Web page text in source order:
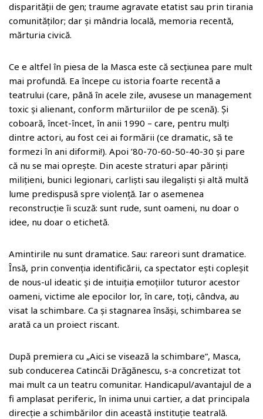
disparității de gen; traume agravate etatist sau prin tirania
comunităților; dar și mândria locală, memoria recentă,
mărturia civică.
Ce e altfel în piesa de la Masca este că secțiunea pare mult
mai profundă. Ea începe cu istoria foarte recentă a
teatrului (care, până în acele zile, avusese un management
toxic și alienant, conform mărturiilor de pe scenă). Și
coboară, încet-încet, în anii 1990 – care, pentru mulți
dintre actori, au fost cei ai formării (ce dramatic, să te
formezi în ani diformi!). Apoi ’80-70-60-50-40-30 și pare
că nu se mai oprește. Din aceste straturi apar părinți
milițieni, bunici legionari, carliști sau ilegaliști și altă multă
lume predispusă spre violență. Iar o asemenea
reconstrucție îi scuză: sunt rude, sunt oameni, nu doar o
idee, nu doar o etichetă.
Amintirile nu sunt dramatice. Sau: rareori sunt dramatice.
Însă, prin convenția identificării, ca spectator ești copleșit
de nous-ul ideatic și de intuiția emoțiilor tuturor acestor
oameni, victime ale epocilor lor, în care, toți, cândva, au
visat la schimbare. Ca și stagnarea însăși, schimbarea se
arată ca un proiect riscant.
După premiera cu „Aici se visează la schimbare”, Masca,
sub conducerea Catincăi Drăgănescu, s-a concretizat tot
mai mult ca un teatru comunitar. Handicapul/avantajul de a
fi amplasat periferic, în inima unui cartier, a dat principala
direcție a schimbărilor din această instituție teatrală.